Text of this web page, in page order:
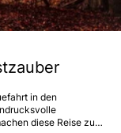
in den
diese Reise zu